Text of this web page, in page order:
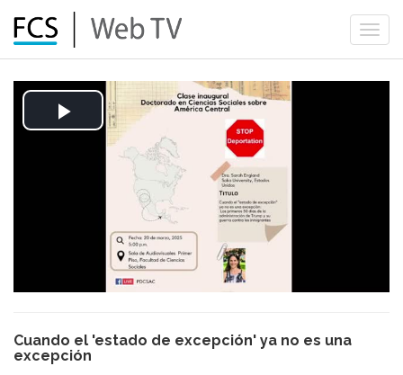
Play
Cuando el 'estado de excepción' ya no es una
excepción